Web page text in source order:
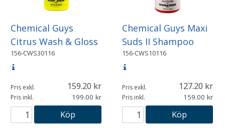
Chemical Guys
Citrus Wash & Gloss
156-CWS30116
Pris exkl. 159.20
Pris inkl. 199.00
Köp
Chemical Guys Maxi
Suds II Shampoo
156-CWS10116
Pris exkl. 127.20
Pris inkl. 159.00
Köp